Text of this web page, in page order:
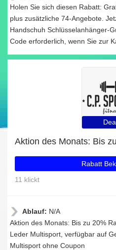
Holen Sie sich diesen Rabatt:
plus zusätzliche 74-Angebote.
Handschuh Schlüsselanhänger-
Code erforderlich, wenn Sie zur
Rabatt
11 klickt
Ablauf: N/A
Aktion des Monats: Bis zu 20%
Leder Multisport, verfügbar auf
Multisport ohne Coupon